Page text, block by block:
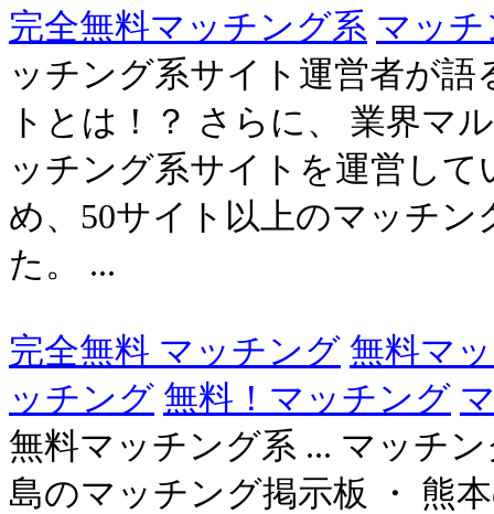
完全無料マッチング系 マッチ
ッチング系サイト運営者が
トとは！？ さらに、 業界マ
ッチング系サイトを運営し
め、50サイト以上のマッチ
た。 ...
完全無料 マッチング 無料マ
ッチング 無料！マッチング
無料マッチング系 ... マッチ
島のマッチング掲示板 ・ 熊